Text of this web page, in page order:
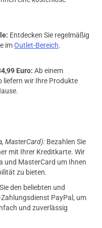
Entdecken Sie regelmäßig
imOutlet-Bereich.
Euro: Ab einem
liefern wir Ihre Produkte
MasterCard): Bezahlen Sie
mit Ihrer Kreditkarte. Wir
und MasterCard um Ihnen
zu bieten.
den beliebten und
PayPal, um
und zuverlässig